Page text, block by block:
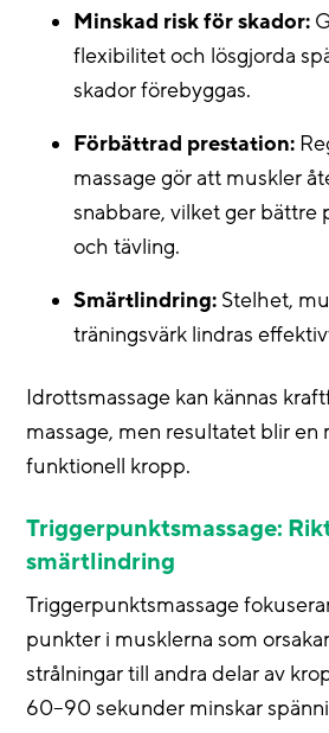
Minskad risk för skador:
flexibilitet och lösgjorda
skador förebyggas.
Förbättrad prestation:
massage gör att muskler
snabbare, vilket ger bättre
och tävling.
Smärtlindring: Stelhet,
träningsvärk lindras
Idrottsmassage kan kännas
massage, men resultatet blir en
funktionell kropp.
Triggerpunktsmassage:
smärtlindring
Triggerpunktsmassage
punkter i musklerna som
strålningar till andra delar av
60–90 sekunder minskar